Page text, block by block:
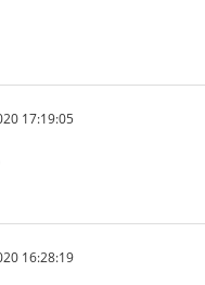
17:19:05
16:28:19